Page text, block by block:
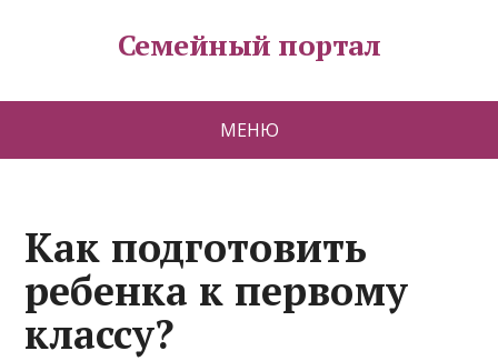
Семейный портал
МЕНЮ
Как подготовить
ребенка к первому
классу?